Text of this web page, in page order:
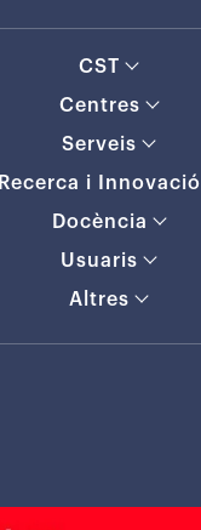
CST
Centres
Serveis
Recerca i Innovació
Docència
Usuaris
Altres